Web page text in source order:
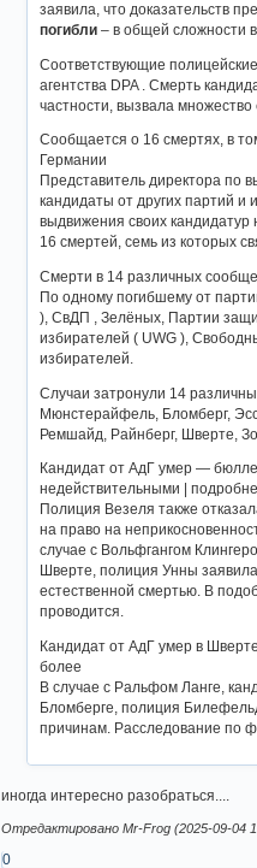
заявила, что доказательств
погибли – в общей сложности
Соответствующие
агентства DPA . Смерть
частности, вызвала
Сообщается о 16 смертях, в
Германии
Представитель директора по
кандидаты от других партий
выдвижения своих
16 смертей, семь из которых
Смерти в 14 различных
По одному погибшему от
), СвДП , Зелёных, Партии
избирателей ( UWG ),
избирателей.
Случаи затронули 14
Мюнстерайфель, Бломберг,
Ремшайд, Райнберг, Шверте,
Кандидат от АдГ умер —
недействительными |
Полиция Везеля также
на право на
случае с Вольфгангом
Шверте, полиция Унны
естественной смертью. В
проводится.
Кандидат от АдГ умер в
более
В случае с Ральфом Ланге,
Бломберге, полиция
причинам. Расследование по
иногда интересно разобраться....
Отредактировано Mr-Frog (2025-09-04
0